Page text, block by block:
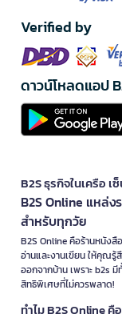
Verified by
ดาวน์โหลดแอป
B2S ธุรกิจในเครือ
B2S Online แหล่ง
สำหรับทุกวัย
B2S Online คือร้านหนังสื
อ่านและงานเขียน ให้คุณรู้
ออกจากบ้าน เพราะ b2s
สิทธิพิเศษที่ไม่ควรพลาด!
ทำไม B2S Online